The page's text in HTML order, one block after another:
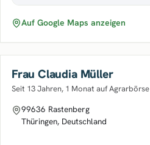
Auf Google Maps anzeigen
Frau Claudia Müller
Seit 13 Jahren, 1 Monat auf Agrarbörse
99636 Rastenberg
Thüringen, Deutschland